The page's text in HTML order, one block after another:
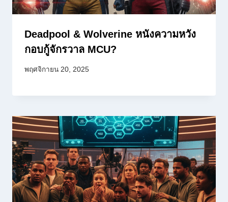
Deadpool & Wolverine หนังความหวัง
กอบกู้จักรวาล MCU?
พฤศจิกายน 20, 2025